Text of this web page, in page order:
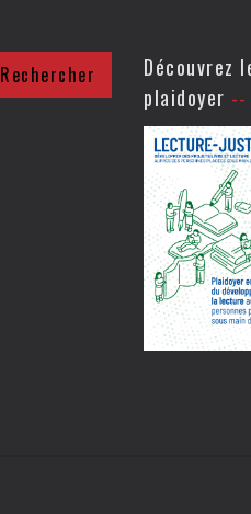
Rechercher
Découvrez
plaidoyer